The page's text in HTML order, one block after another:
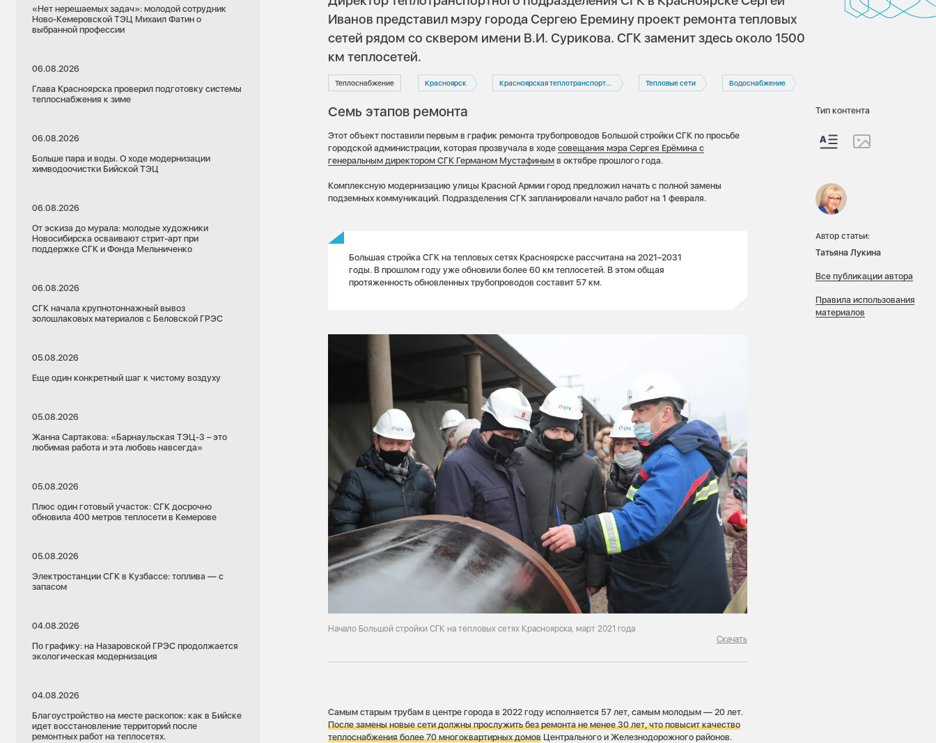
«Нет нерешаемых задач»: молодой сотрудник
Ново-Кемеровской ТЭЦ Михаил Фатин о
выбранной профессии
06.08.2026
Глава Красноярска проверил подготовку системы
теплоснабжения к зиме
06.08.2026
Больше пара и воды. О ходе модернизации
химводоочистки Бийской ТЭЦ
06.08.2026
От эскиза до мурала: молодые художники
Новосибирска осваивают стрит-арт при
поддержке СГК и Фонда Мельниченко
06.08.2026
СГК начала крупнотоннажный вывоз
золошлаковых материалов с Беловской ГРЭС
05.08.2026
Еще один конкретный шаг к чистому воздуху
05.08.2026
Жанна Сартакова: «Барнаульская ТЭЦ-3 – это
любимая работа и эта любовь навсегда»
05.08.2026
Плюс один готовый участок: СГК досрочно
обновила 400 метров теплосети в Кемерове
05.08.2026
Электростанции СГК в Кузбассе: топлива — с
запасом
04.08.2026
По графику: на Назаровской ГРЭС продолжается
экологическая модернизация
04.08.2026
Благоустройство на месте раскопок: как в Бийске
идет восстановление территорий после
ремонтных работ на теплосетях.
Иванов представил мэру города Сергею Еремину проект ремонта тепловых
сетей рядом со сквером имени В.И. Сурикова. СГК заменит здесь около 1500
км теплосетей.
Теплоснабжение Красноярск Красноярская теплотранспортная компания Тепловые сети Водоснабжение
Семь этапов ремонта
Этот объект поставили первым в график ремонта трубопроводов Большой стройки СГК по просьбе
городской администрации, которая прозвучала в ходесовещания мэра Сергея Ерёмина с
генеральным директором СГК Германом Мустафиным в октябре прошлого года.
Комплексную модернизацию улицы Красной Армии город предложил начать с полной замены
подземных коммуникаций. Подразделения СГК запланировали начало работ на 1 февраля.
Большая стройка СГК на тепловых сетях Красноярске рассчитана на 2021–2031
годы. В прошлом году уже обновили более 60 км теплосетей. В этом общая
протяженность обновленных трубопроводов составит 57 км.
Начало Большой стройки СГК на тепловых сетях Красноярска, март 2021 года
Скачать
Самым старым трубам в центре города в 2022 году исполняется 57 лет, самым молодым — 20 лет.
После замены новые сети должны прослужить без ремонта не менее 30 лет, что повысит качество
теплоснабжения более 70 многоквартирных домов Центрального и Железнодорожного районов.
Тип контента
Автор статьи:
Татьяна Лукина
Все публикации автора
Правила использования
материалов